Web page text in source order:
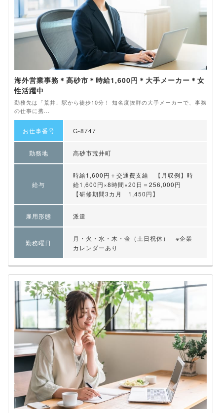
海外営業事務＊高砂市＊時給1,600円＊大手メーカー＊女
性活躍中
勤務先は「荒井」駅から徒歩10分！ 知名度抜群の大手メーカーで、事務
の仕事に携...
お仕事番号 G-8747
勤務地 高砂市荒井町
給与
時給1,600円＋交通費支給 【月収例】時
給1,600円×8時間×20日＝256,000円
【研修期間3カ月 1,450円】
雇用形態 派遣
勤務曜日
月・火・水・木・金（土日祝休） ※企業
カレンダーあり